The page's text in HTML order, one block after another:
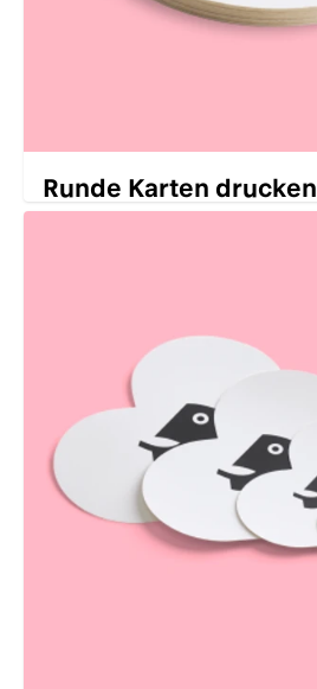
Runde Karten drucken